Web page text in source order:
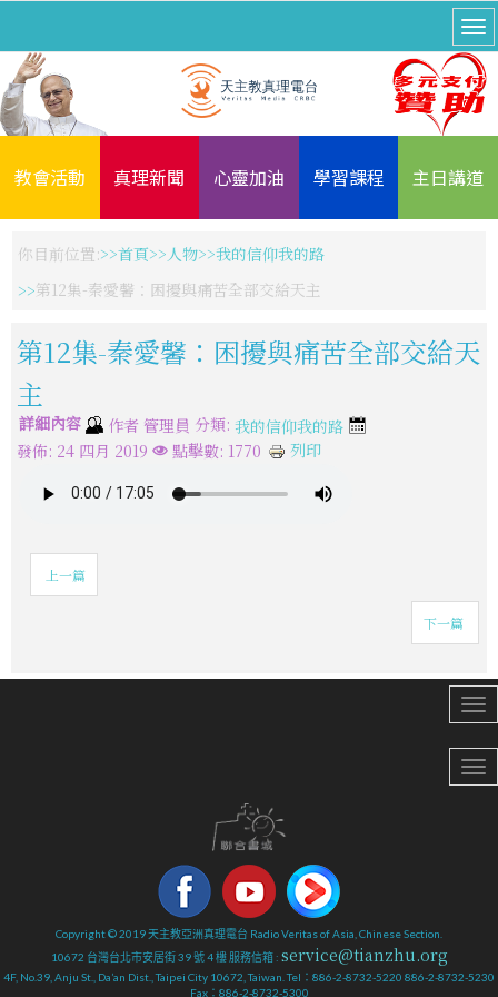
教會活動 真理新聞 心靈加油 學習課程 主日講道
你目前位置: 首頁 人物
我的信仰我的路
第12集-秦愛馨：困擾與痛苦全部交給天主
第12集-秦愛馨：困擾與痛苦全部交給天
主
詳細內容 作者 管理員 分類: 我的信仰我的路
發佈: 24 四月 2019
點擊數: 1770 列印
上一篇
下一篇
Copyright © 2019 天主教亞洲真理電台 Radio Veritas of Asia, Chinese Section.
10672 台灣台北市安居街 39 號 4 樓 服務信箱 : service@tianzhu.org
4F, No.39, Anju St., Da’an Dist., Taipei City 10672, Taiwan. Tel：886-2-8732-5220 886-2-8732-5230
Fax：886-2-8732-5300